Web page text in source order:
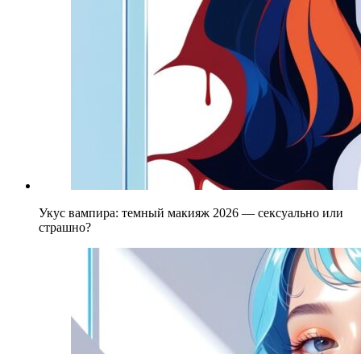
Укус вампира: темный макияж 2026 — сексуально или
страшно?